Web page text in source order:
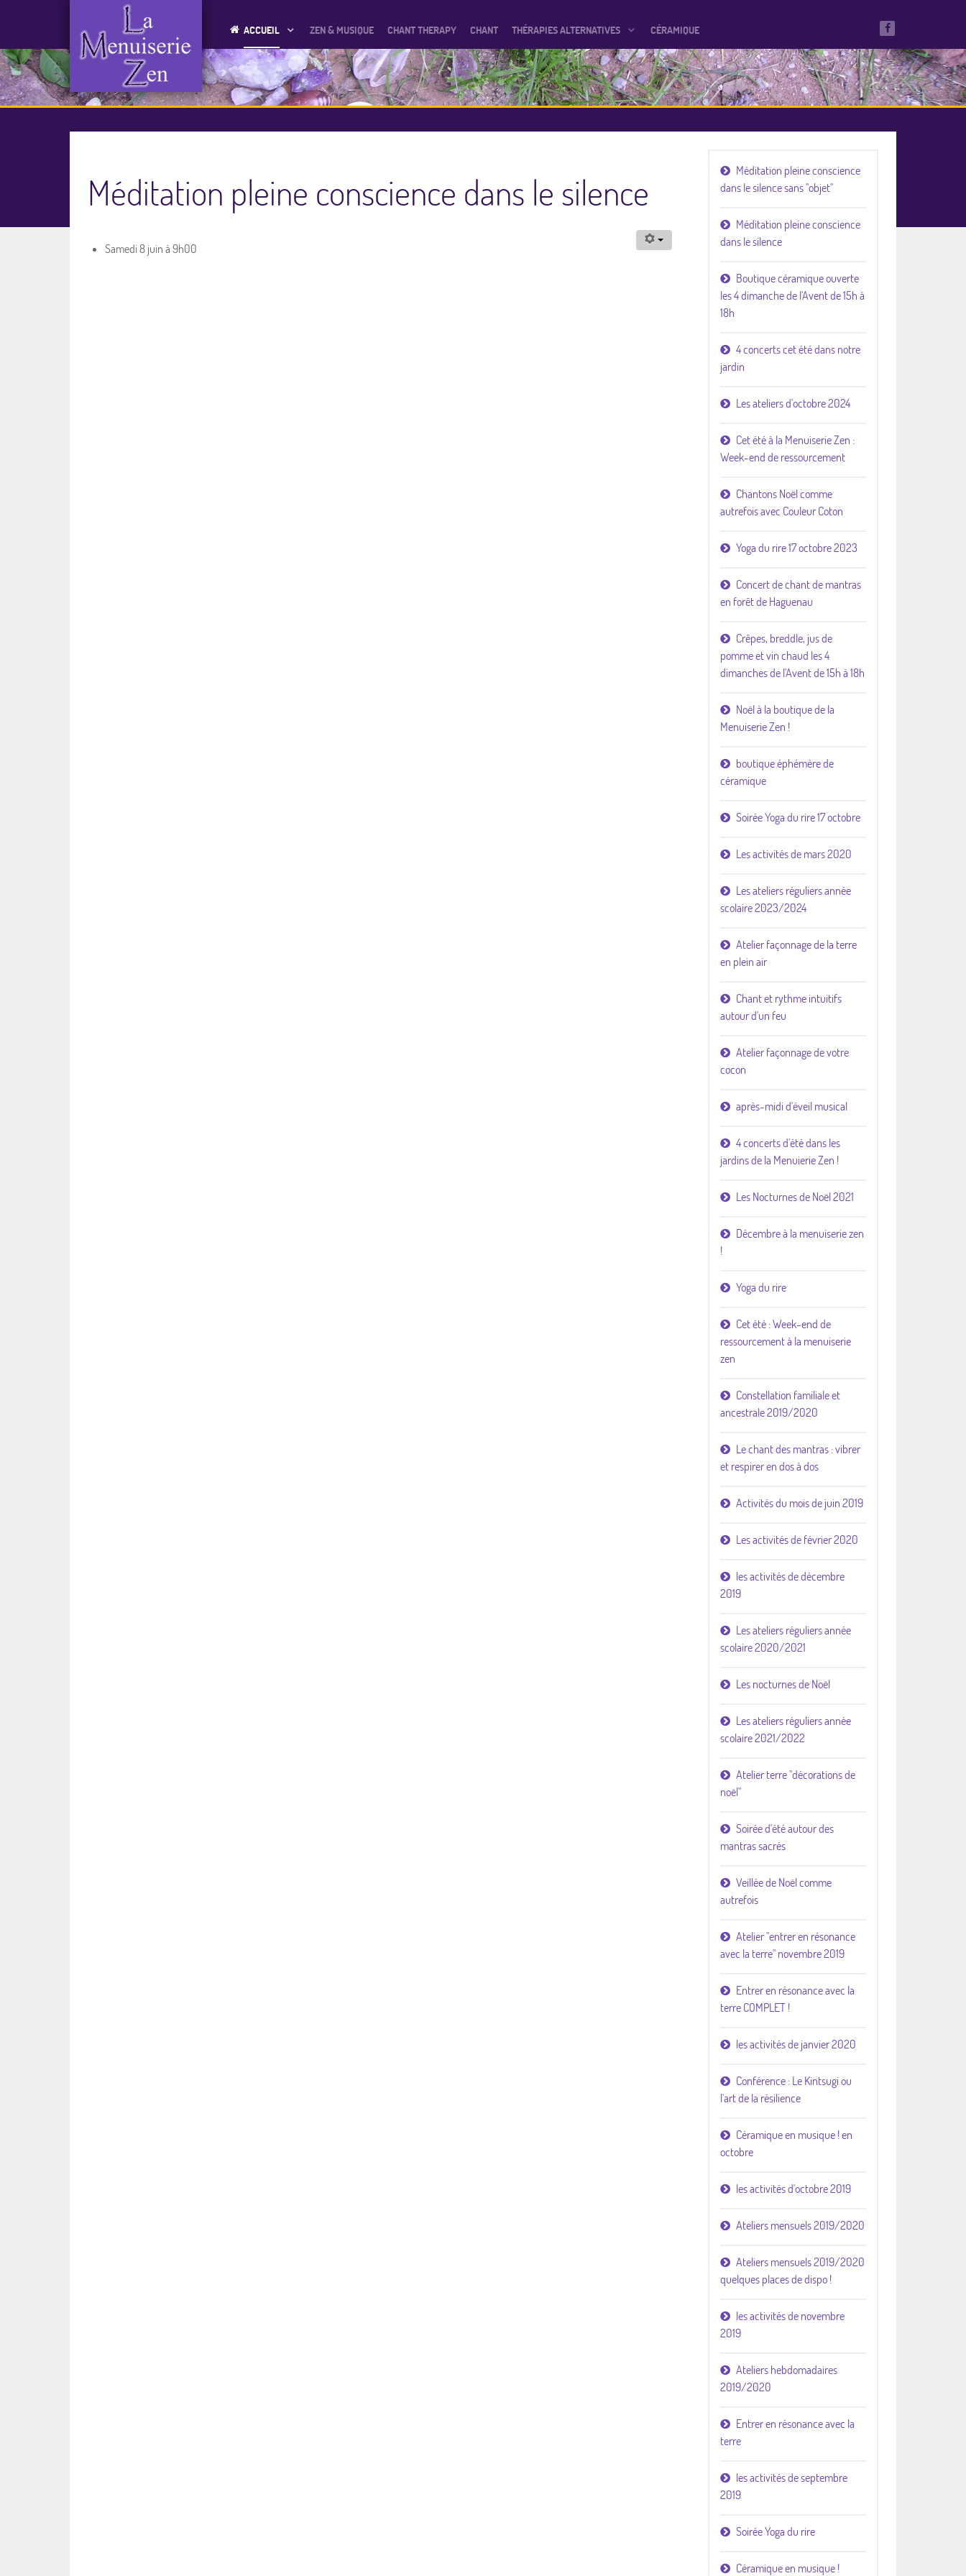
ACCUEIL ZEN & MUSIQUE CHANT THERAPY CHANT THÉRAPIES ALTERNATIVES CÉRAMIQUE
Méditation pleine conscience dans le silence
Samedi 8 juin à 9h00
Méditation pleine conscience
dans le silence sans "objet"
Méditation pleine conscience
dans le silence
Boutique céramique ouverte
les 4 dimanche de l'Avent de 15h à
18h
4 concerts cet été dans notre
jardin
Les ateliers d'octobre 2024
Cet été à la Menuiserie Zen :
Week-end de ressourcement
Chantons Noël comme
autrefois avec Couleur Coton
Yoga du rire 17 octobre 2023
Concert de chant de mantras
en forêt de Haguenau
Crêpes, breddle, jus de
pomme et vin chaud les 4
dimanches de l'Avent de 15h à 18h
Noël à la boutique de la
Menuiserie Zen !
boutique éphémère de
céramique
Soirée Yoga du rire 17 octobre
Les activités de mars 2020
Les ateliers réguliers année
scolaire 2023/2024
Atelier façonnage de la terre
en plein air
Chant et rythme intuitifs
autour d'un feu
Atelier façonnage de votre
cocon
après-midi d'éveil musical
4 concerts d'été dans les
jardins de la Menuierie Zen !
Les Nocturnes de Noël 2021
Décembre à la menuiserie zen
!
Yoga du rire
Cet été : Week-end de
ressourcement à la menuiserie
zen
Constellation familiale et
ancestrale 2019/2020
Le chant des mantras : vibrer
et respirer en dos à dos
Activités du mois de juin 2019
Les activités de février 2020
les activités de décembre
2019
Les ateliers réguliers année
scolaire 2020/2021
Les nocturnes de Noël
Les ateliers réguliers année
scolaire 2021/2022
Atelier terre "décorations de
noël"
Soirée d'été autour des
mantras sacrés
Veillée de Noël comme
autrefois
Atelier "entrer en résonance
avec la terre" novembre 2019
Entrer en résonance avec la
terre COMPLET !
les activités de janvier 2020
Conférence : Le Kintsugi ou
l'art de la résilience
Céramique en musique ! en
octobre
les activités d'octobre 2019
Ateliers mensuels 2019/2020
Ateliers mensuels 2019/2020
quelques places de dispo !
les activités de novembre
2019
Ateliers hebdomadaires
2019/2020
Entrer en résonance avec la
terre
les activités de septembre
2019
Soirée Yoga du rire
Céramique en musique !